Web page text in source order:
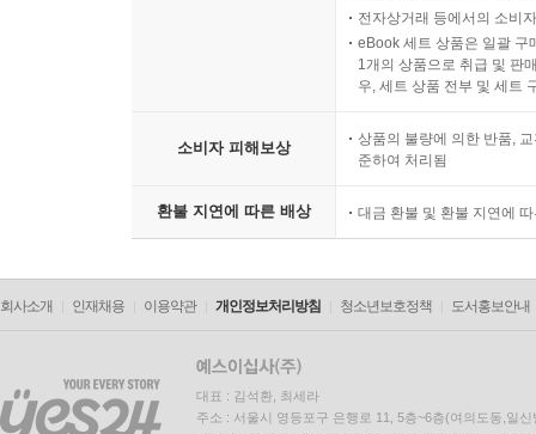
전자상거래 등에서의 소비
eBook 세트 상품은 일괄 구
1개의 상품으로 취급 및 판
우, 세트 상품 전부 및 세트
소비자 피해보상
상품의 불량에 의한 반품,
준하여 처리됨
환불 지연에 따른 배상 대금 환불 및 환불 지연에
회사소개 인재채용 이용약관 개인정보처리방침 청소년보호정책 도서홍보안내
대표 : 김석환, 최세라
주소 : 서울시 영등포구 은행로 11, 5층~6층(여의도동,일신